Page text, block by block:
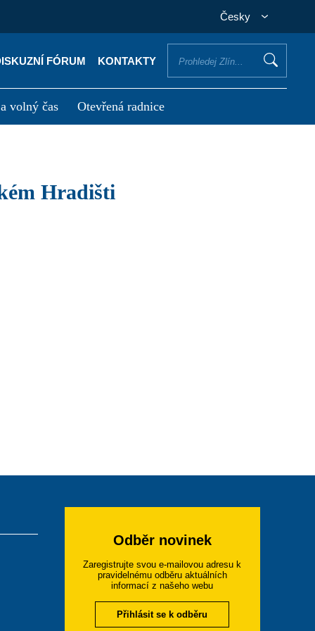
Česky
FÓRUM KONTAKTY
volný čas Otevřená radnice
Hradišti
Odběr novinek
Zaregistrujte svou e-mailovou adresu k
pravidelnému odběru aktuálních
informací z našeho webu
Přihlásit se k odběru